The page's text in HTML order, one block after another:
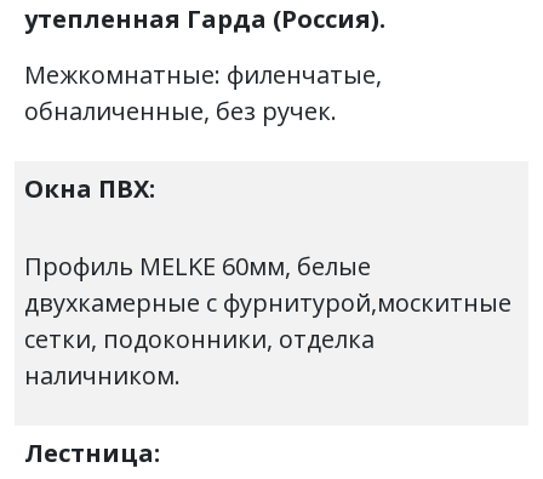
утепленная Гарда (Россия).
Межкомнатные: филенчатые,
обналиченные, без ручек.
Окна ПВХ:
Профиль MELKE 60мм, белые
двухкамерные с фурнитурой,москитные
сетки, подоконники, отделка
наличником.
Лестница: